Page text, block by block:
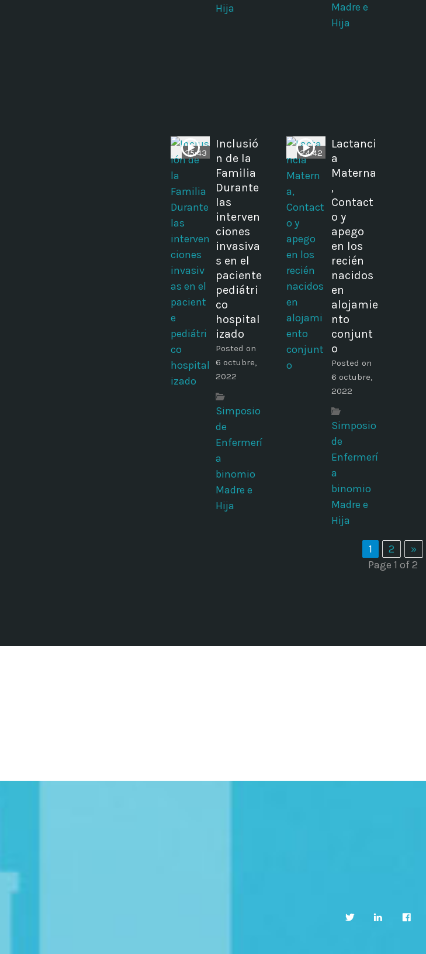
Hija
Madre e
Hija
35:43
Inclusió
n de la
Familia
Durante
las
interven
ciones
invasiva
s en el
paciente
pediátri
co
hospital
izado
Posted on
6 octubre,
2022
Simposio
de
Enfermerí
a
binomio
Madre e
Hija
24:42
Lactanci
a
Materna
,
Contact
o y
apego
en los
recién
nacidos
en
alojamie
nto
conjunt
o
Posted on
6 octubre,
2022
Simposio
de
Enfermerí
a
binomio
Madre e
Hija
1 2
»
Page 1 of 2